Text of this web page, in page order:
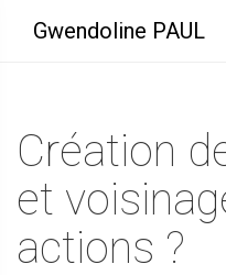
Gwendoline PAUL
Création
et
actions ?